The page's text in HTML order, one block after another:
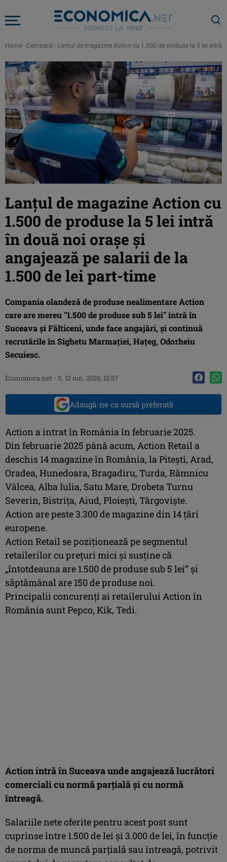
Home - Companii - Lanțul de magazine Action cu 1.500 de produse la 5 lei
Lanțul de magazine Action cu
1.500 de produse la 5 lei intră
în două noi oraşe şi
angajează pe salarii de la
1.500 de lei part-time
Compania olandeză de produse nealimentare Action
care are mereu "1.500 de produse sub 5 lei" intră în
Suceava şi Fălticeni, unde face angajări, şi continuă
recrutările în Sighetu Marmaţiei, Haţeg, Odorheiu
Secuiesc.
Economica.net - S, 13 iun. 2026, 12:57
Adaugă-ne ca sursă preferată
Action a intrat în România în februarie 2025.
Din februarie 2025 până acum, Action Retail a
deschis 14 magazine în România, la Piteşti, Arad,
Oradea, Hunedoara, Bragadiru, Turda, Râmnicu
Vâlcea, Alba Iulia, Satu Mare, Drobeta Turnu
Severin, Bistriţa, Aiud, Ploieşti, Târgovişte.
Action are peste 3.300 de magazine din 14 țări
europene.
Action Retail se poziţionează pe segmentul
retailerilor cu preţuri mici şi susţine că
„întotdeauna are 1.500 de produse sub 5 lei” şi
săptămânal are 150 de produse noi.
Principalii concurenţi ai retailerului Action în
România sunt Pepco, Kik, Tedi.
Action intră în Suceava unde angajează lucrători
comerciali cu normă parţială şi cu normă
întreagă.
Salariile nete oferite pentru acest post sunt
cuprinse între 1.500 de lei şi 3.000 de lei, în funcţie
de norma de muncă parţială sau întreagă, potrivit